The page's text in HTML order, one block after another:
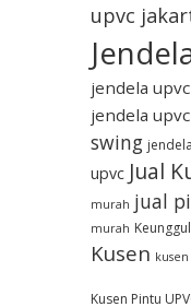
upvc
jendela
jendela
swing
upvc Jual
murah jual
murah
Kusen
Kusen Pintu